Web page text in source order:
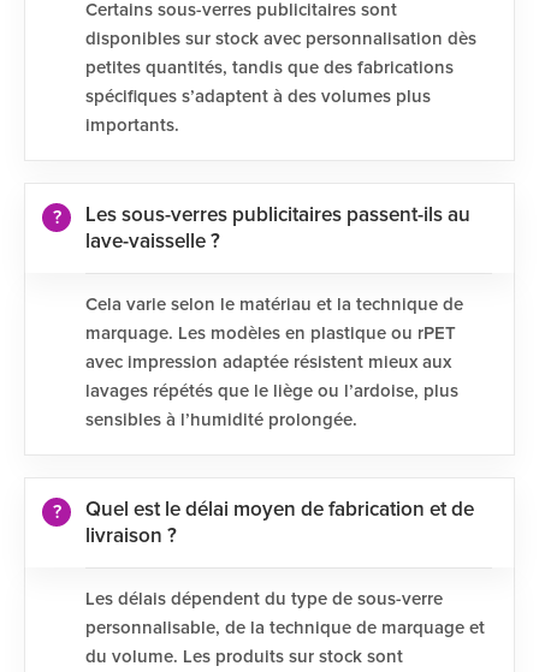
Certains sous-verres publicitaires sont
disponibles sur stock avec personnalisation dès
petites quantités, tandis que des fabrications
spécifiques s’adaptent à des volumes plus
importants.
Les sous-verres publicitaires passent-ils au
lave-vaisselle ?
Cela varie selon le matériau et la technique de
marquage. Les modèles en plastique ou rPET
avec impression adaptée résistent mieux aux
lavages répétés que le liège ou l’ardoise, plus
sensibles à l’humidité prolongée.
Quel est le délai moyen de fabrication et de
livraison ?
Les délais dépendent du type de sous-verre
personnalisable, de la technique de marquage et
du volume. Les produits sur stock sont